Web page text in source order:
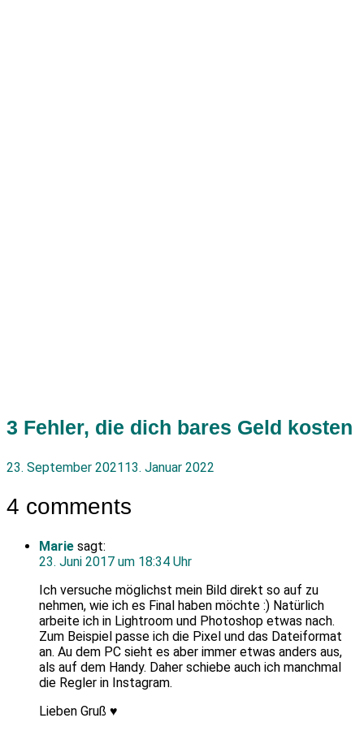
3 Fehler, die dich bares Geld kosten
23. September 202113. Januar 2022
4 comments
Marie sagt:
23. Juni 2017 um 18:34 Uhr
Ich versuche möglichst mein Bild direkt so auf zu
nehmen, wie ich es Final haben möchte :) Natürlich
arbeite ich in Lightroom und Photoshop etwas nach.
Zum Beispiel passe ich die Pixel und das Dateiformat
an. Au dem PC sieht es aber immer etwas anders aus,
als auf dem Handy. Daher schiebe auch ich manchmal
die Regler in Instagram.
Lieben Gruß ♥